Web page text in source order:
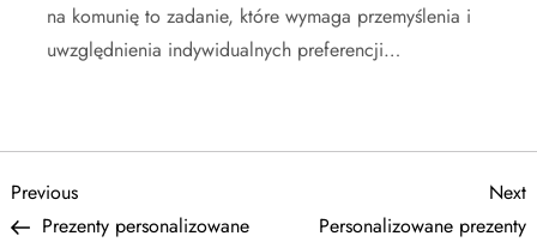
na komunię to zadanie, które wymaga przemyślenia i
uwzględnienia indywidualnych preferencji…
N
Previous
Post
Previous
Prezenty personalizowane
Next
Personalizowane prezenty